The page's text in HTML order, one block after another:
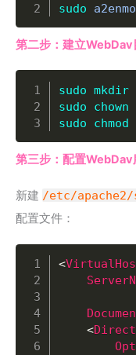
sudo
第二步：建立WebDav
sudo mkdir
sudo
chown
sudo
chmod
第三步：配置WebDav
新建 /etc/
配置文件：
<
<